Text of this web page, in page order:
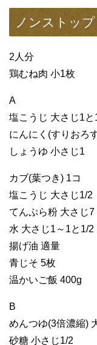
ノンストッ
2人分
鶏むね肉 小1枚
A
塩こうじ 大さじ1と
にんにく(すりおろ
しょうゆ 小さじ1
カブ(葉つき) 1コ
塩こうじ 大さじ1/2
てんぷら粉 大さじ7
水 大さじ1～1と1/2
揚げ油 適量
青じそ 5枚
温かいご飯 400g
B
めんつゆ(3倍濃縮)
砂糖 小さじ1/2